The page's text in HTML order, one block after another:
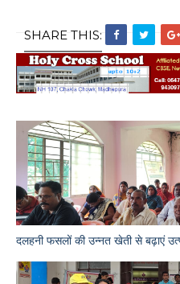
SHARE THIS:
दलहनी फसलों की उन्नत खेती से बढ़ाएं